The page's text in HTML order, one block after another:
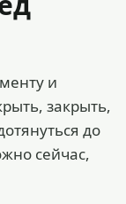
и
закрыть,
до
сейчас,